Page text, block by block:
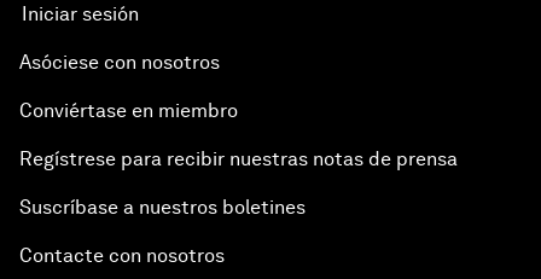
Iniciar sesión
Asóciese con nosotros
Conviértase en miembro
Regístrese para recibir nuestras notas de prensa
Suscríbase a nuestros boletines
Contacte con nosotros